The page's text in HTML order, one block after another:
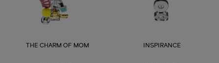
THE CHARM OF MOM INSPIRANCE